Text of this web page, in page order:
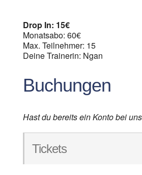
Drop In: 15€
Monatsabo: 60€
Max. Teilnehmer: 15
Deine Trainerin: Ngan
Buchungen
Hast du bereits ein Konto bei
Tickets